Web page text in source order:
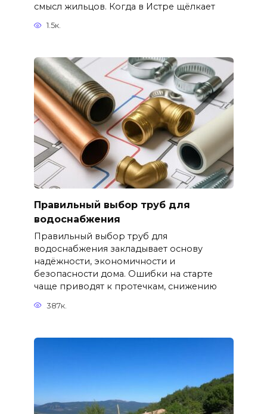
смысл жильцов. Когда в Истре щёлкает
1.5к.
Правильный выбор труб для
водоснабжения
Правильный выбор труб для
водоснабжения закладывает основу
надёжности, экономичности и
безопасности дома. Ошибки на старте
чаще приводят к протечкам, снижению
387к.